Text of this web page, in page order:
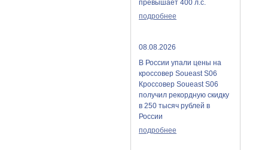
превышает 400 л.с.
подробнее
08.08.2026
В России упали цены на
кроссовер Soueast S06
Кроссовер Soueast S06
получил рекордную скидку
в 250 тысяч рублей в
России
подробнее